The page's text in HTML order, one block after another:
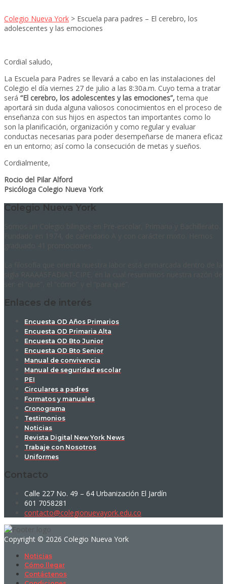
Colegio Nueva York > Escuela para padres – El cerebro, los
adolescentes y las emociones
Cordial saludo,
La Escuela para Padres se llevará a cabo en las instalaciones del
Colegio el día viernes 27 de julio a las 8:30a.m. Cuyo tema a tratar
será “El cerebro, los adolescentes y las emociones”,tema que
aportará sin duda alguna valiosos conocimientos en el proceso de
enseñanza con sus hijos en aspectos tan importantes como lo
son la planificación, organización y como regular y evaluar
conductas necesarias para poder desempeñarse de manera eficaz
en un entorno; así como la consecución de metas y sueños.
Cordialmente,
Rocio del Pilar Alford
Psicóloga Colegio Nueva York
Colegio Nueva York
Enlaces de interés
Encuesta OD Años Primarios
Encuesta OD Primaria Alta
Encuesta OD Bto Junior
Encuesta OD Bto Senior
Manual de convivencia
Manual de seguridad escolar
PEI
Circulares a padres
Formatos y manuales
Cronograma
Testimonios
Noticias
Revista Digital New York News
Trabaje con Nosotros
Uniformes
Contacto
Calle 227 No. 49 – 64 Urbanización El Jardín
601 7058281
contacto@colegionuevayork.edu.co
Copyright © 2026 Colegio Nueva York
Noticias
Cómo llegar
Contáctenos